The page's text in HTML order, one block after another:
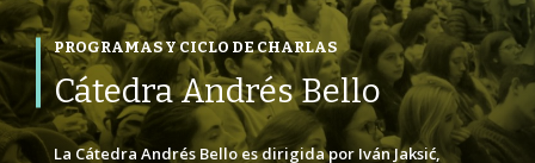
PROGRAMAS Y CICLO DE CHARLAS
Cátedra Andrés Bello
La Cátedra Andrés Bello es dirigida por Iván Jaksić,